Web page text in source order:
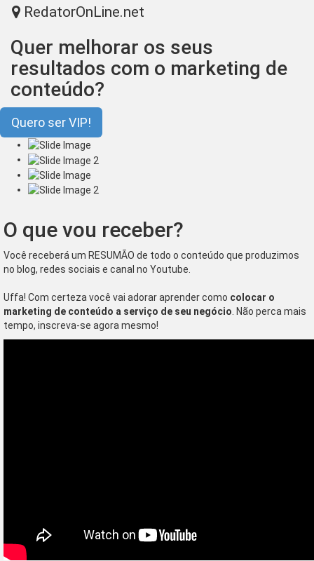
RedatorOnLine.net
Quer melhorar os seus
resultados com o marketing de
conteúdo?
Quero ser VIP!
O que vou receber?
Você receberá um RESUMÃO de todo o conteúdo que produzimos
no blog, redes sociais e canal no Youtube.
Uffa! Com certeza você vai adorar aprender como colocar o
marketing de conteúdo a serviço de seu negócio . Não perca mais
tempo, inscreva-se agora mesmo!